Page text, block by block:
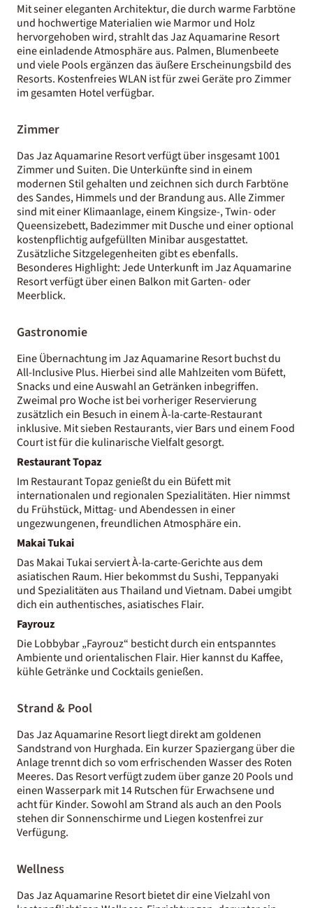
Mit seiner eleganten Architektur, die durch warme Farbtöne
und hochwertige Materialien wie Marmor und Holz
hervorgehoben wird, strahlt das Jaz Aquamarine Resort
eine einladende Atmosphäre aus. Palmen, Blumenbeete
und viele Pools ergänzen das äußere Erscheinungsbild des
Resorts. Kostenfreies WLAN ist für zwei Geräte pro Zimmer
im gesamten Hotel verfügbar.
Zimmer
Das Jaz Aquamarine Resort verfügt über insgesamt 1001
Zimmer und Suiten. Die Unterkünfte sind in einem
modernen Stil gehalten und zeichnen sich durch Farbtöne
des Sandes, Himmels und der Brandung aus. Alle Zimmer
sind mit einer Klimaanlage, einem Kingsize-, Twin- oder
Queensizebett, Badezimmer mit Dusche und einer optional
kostenpflichtig aufgefüllten Minibar ausgestattet.
Zusätzliche Sitzgelegenheiten gibt es ebenfalls.
Besonderes Highlight: Jede Unterkunft im Jaz Aquamarine
Resort verfügt über einen Balkon mit Garten- oder
Meerblick.
Gastronomie
Eine Übernachtung im Jaz Aquamarine Resort buchst du
All-Inclusive Plus. Hierbei sind alle Mahlzeiten vom Büfett,
Snacks und eine Auswahl an Getränken inbegriffen.
Zweimal pro Woche ist bei vorheriger Reservierung
zusätzlich ein Besuch in einem À-la-carte-Restaurant
inklusive. Mit sieben Restaurants, vier Bars und einem Food
Court ist für die kulinarische Vielfalt gesorgt.
Restaurant Topaz
Im Restaurant Topaz genießt du ein Büfett mit
internationalen und regionalen Spezialitäten. Hier nimmst
du Frühstück, Mittag- und Abendessen in einer
ungezwungenen, freundlichen Atmosphäre ein.
Makai Tukai
Das Makai Tukai serviert À-la-carte-Gerichte aus dem
asiatischen Raum. Hier bekommst du Sushi, Teppanyaki
und Spezialitäten aus Thailand und Vietnam. Dabei umgibt
dich ein authentisches, asiatisches Flair.
Fayrouz
Die Lobbybar „Fayrouz“ besticht durch ein entspanntes
Ambiente und orientalischen Flair. Hier kannst du Kaffee,
kühle Getränke und Cocktails genießen.
Strand & Pool
Das Jaz Aquamarine Resort liegt direkt am goldenen
Sandstrand von Hurghada. Ein kurzer Spaziergang über die
Anlage trennt dich so vom erfrischenden Wasser des Roten
Meeres. Das Resort verfügt zudem über ganze 20 Pools und
einen Wasserpark mit 14 Rutschen für Erwachsene und
acht für Kinder. Sowohl am Strand als auch an den Pools
stehen dir Sonnenschirme und Liegen kostenfrei zur
Verfügung.
Wellness
Das Jaz Aquamarine Resort bietet dir eine Vielzahl von